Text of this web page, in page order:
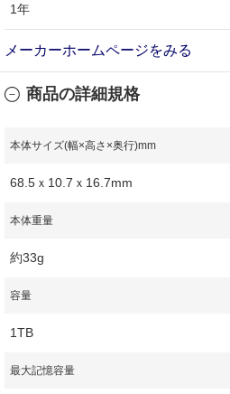
1年
メーカーホームページをみる
商品の詳細規格
本体サイズ(幅×高さ×奥行)mm
68.5ｘ10.7ｘ16.7mm
本体重量
約33g
容量
1TB
最大記憶容量